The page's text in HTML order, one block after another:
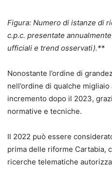
“cyber-esecutivo” e
Metti subito in pratica la
e ai prompt operativi per
pignoramenti.
Figura: Numero di istanze di
c.p.c. presentate
ufficiali e trend osservati).**
Nonostante l’ordine di
nell’ordine di qualche migliaio
incremento dopo il 2023,
normative e tecniche.
Il 2022 può essere
prima delle riforme Cartabia,
ricerche telematiche